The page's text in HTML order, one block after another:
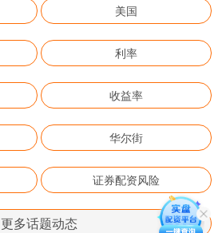
美国
利率
收益率
华尔街
证券配资风险
更多话题动态